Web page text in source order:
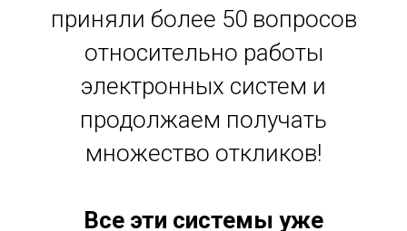
приняли более 50 вопросов
относительно работы
электронных систем и
продолжаем получать
множество откликов!
Все эти системы уже